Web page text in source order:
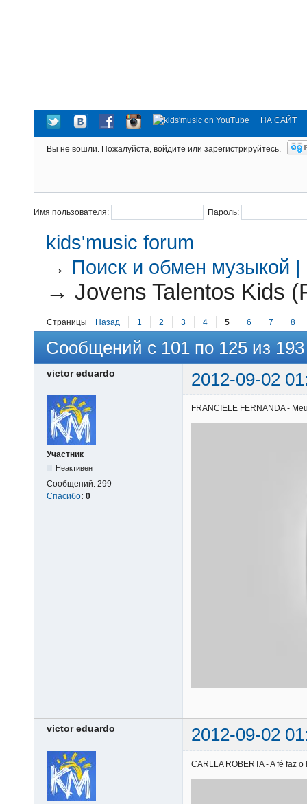
НА САЙТ
Вы не вошли. Пожалуйста, войдите или зарегистрируйтесь.
Имя пользователя: Пароль:
kids'music forum
→ Поиск и обмен музыкой
→Jovens Talentos Kids
Страницы Назад 1 2 3 4 5 6 7 8
Сообщений с 101 по 125 из 193
victor eduardo 2012-09-02
Участник
Неактивен
Сообщений: 299
Спасибо: 0
FRANCIELE FERNANDA -
victor eduardo 2012-09-02
CARLLA ROBERTA - A fé faz